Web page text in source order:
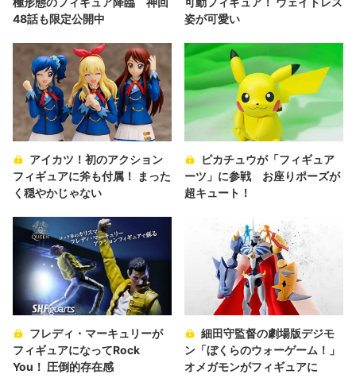
48話も限定公開中
姿が可愛い
アイカツ！初のアクション
フィギュアに斧も付属！ まった
く穏やかじゃない
ピカチュウが「フィギュア
ーツ」に参戦 お座りポーズが
超キュート！
フレディ・マーキュリーが
フィギュアになってRock
You！ 圧倒的存在感
細田守監督の劇場版デジモ
ン「ぼくらのウォーゲーム！」
オメガモンがフィギュアに